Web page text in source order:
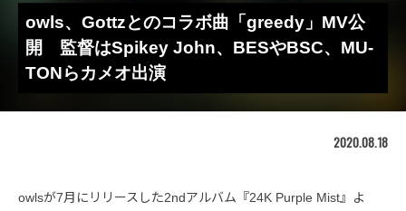
owls、Gottzとのコラボ曲「greedy」MV公
開 監督はSpikey John、BESやBSC、MU-
TONらカメオ出演
2020.08.18
owlsが7月にリリースした2ndアルバム『24K Purple Mist』よ